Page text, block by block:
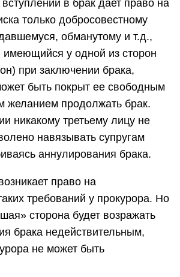
в брак дает право на
только добросовестному
обманутому и т.д.,
имеющийся у одной из сторон
при заключении брака,
быть покрыт ее свободным
желанием продолжать брак.
никакому третьему лицу не
навязывать супругам
аннулирования брака.
право на
требований у прокурора. Но
сторона будет возражать
брака недействительным,
не может быть